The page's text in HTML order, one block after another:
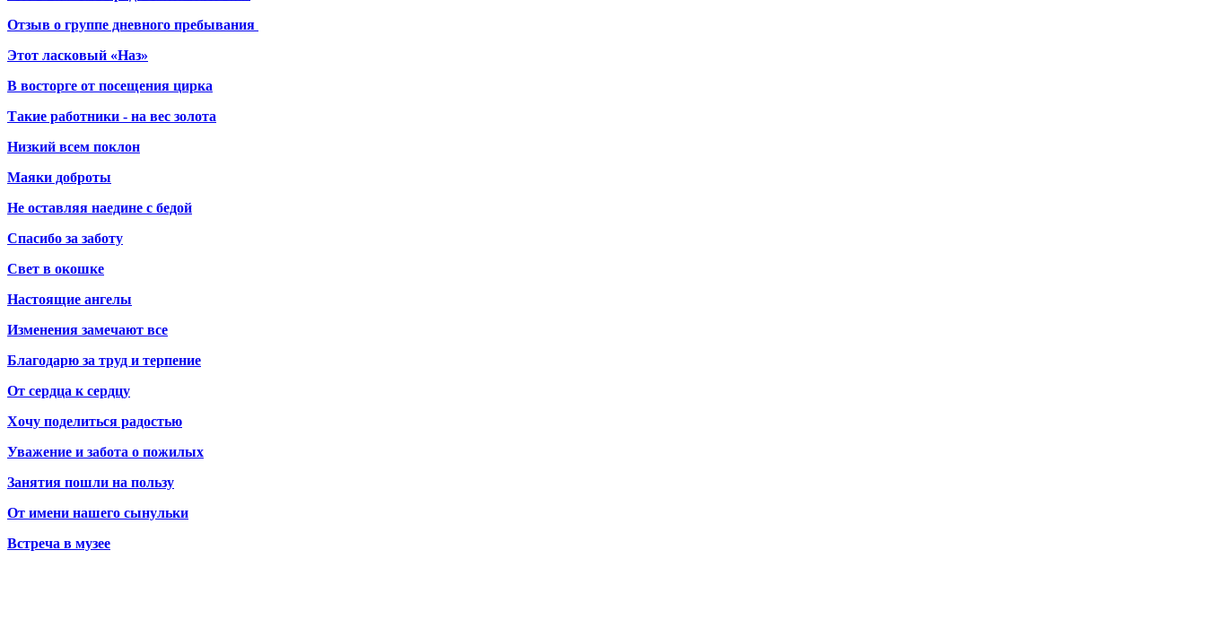
Отзыв о группе дневного пребывания
Этот ласковый «Наз»
В восторге от посещения цирка
Такие работники - на вес золота
Низкий всем поклон
Маяки доброты
Не оставляя наедине с бедой
Спасибо за заботу
Свет в окошке
Настоящие ангелы
Изменения замечают все
Благодарю за труд и терпение
От сердца к сердцу
Хочу поделиться радостью
Уважение и забота о пожилых
Занятия пошли на пользу
От имени нашего сынульки
Встреча в музее